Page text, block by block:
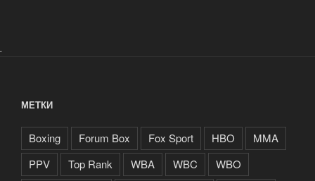
.
МЕТКИ
Boxing Forum Box Fox Sport HBO
MMA
PPV
Top Rank WBA WBC
WBO